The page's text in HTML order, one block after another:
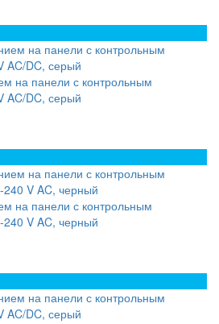
на панели с контрольным
AC/DC, серый
на панели с контрольным
V AC, черный